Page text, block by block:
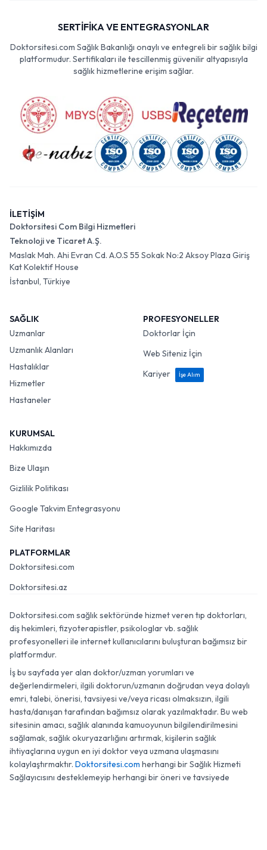
SERTİFİKA VE ENTEGRASYONLAR
Doktorsitesi.com Sağlık Bakanlığı onaylı ve entegreli bir sağlık bilgi
platformudur. Sertifikaları ile tescillenmiş güvenilir altyapısıyla
sağlık hizmetlerine erişim sağlar.
İLETİŞİM
Doktorsitesi Com Bilgi Hizmetleri
Teknoloji ve Ticaret A.Ş.
Maslak Mah. Ahi Evran Cd. A.O.S 55 Sokak No:2 Aksoy Plaza Giriş
Kat Kolektif House
İstanbul, Türkiye
SAĞLIK
Uzmanlar
Uzmanlık Alanları
Hastalıklar
Hizmetler
Hastaneler
PROFESYONELLER
Doktorlar İçin
Web Siteniz İçin
Kariyer
İşe Alım
KURUMSAL
Hakkımızda
Bize Ulaşın
Gizlilik Politikası
Google Takvim Entegrasyonu
Site Haritası
PLATFORMLAR
Doktorsitesi.com
Doktorsitesi.az
Doktorsitesi.com sağlık sektöründe hizmet veren tıp doktorları,
diş hekimleri, fizyoterapistler, psikologlar vb. sağlık
profesyonelleri ile internet kullanıcılarını buluşturan bağımsız bir
platformdur.
İş bu sayfada yer alan doktor/uzman yorumları ve
değerlendirmeleri, ilgili doktorun/uzmanın doğrudan veya dolaylı
emri, talebi, önerisi, tavsiyesi ve/veya ricası olmaksızın, ilgili
hasta/danışan tarafından bağımsız olarak yazılmaktadır. Bu web
sitesinin amacı, sağlık alanında kamuoyunun bilgilendirilmesini
sağlamak, sağlık okuryazarlığını artırmak, kişilerin sağlık
ihtiyaçlarına uygun en iyi doktor veya uzmana ulaşmasını
kolaylaştırmaktır. Doktorsitesi.com herhangi bir Sağlık Hizmeti
Sağlayıcısını desteklemeyip herhangi bir öneri ve tavsiyede